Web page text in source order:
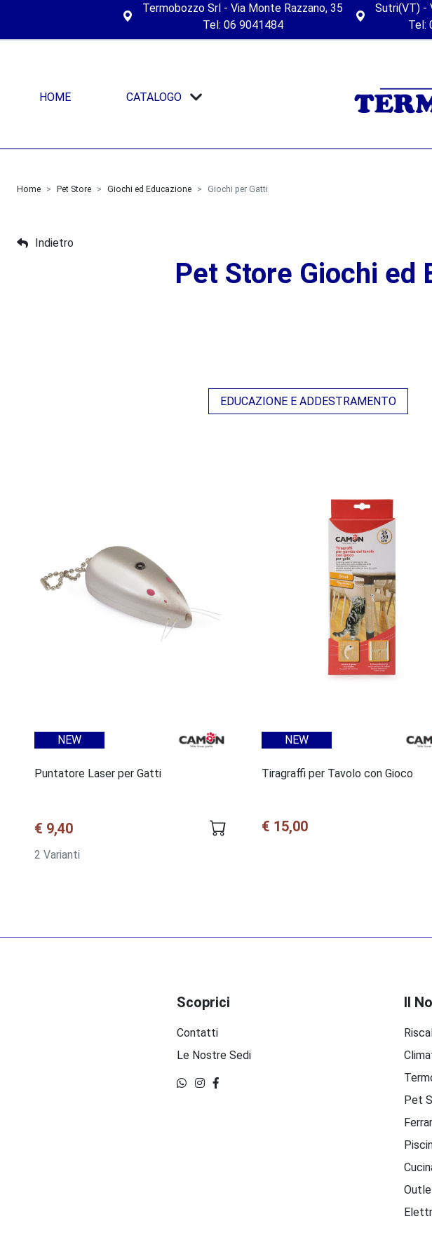
Termobozzo Srl - Via Monte Razzano, 35
Tel: 06 9041484
Sutri(VT) -
Tel:
HOME CATALOGO
Home Pet Store Giochi ed Educazione Giochi per Gatti
Indietro
Pet Store Giochi ed
EDUCAZIONE E ADDESTRAMENTO
NEW
Puntatore Laser per Gatti
€ 9,40
2 Varianti
NEW
Tiragraffi per Tavolo con Gioco
€ 15,00
Scoprici
Contatti
Le Nostre Sedi
Il
Pet